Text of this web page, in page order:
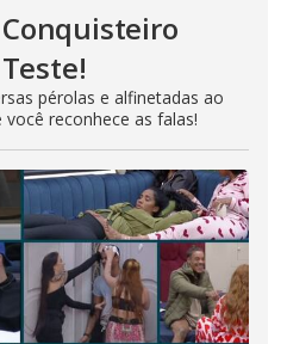
pérolas e alfinetadas ao
reconhece as falas!